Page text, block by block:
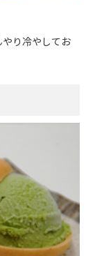
り冷やしてお